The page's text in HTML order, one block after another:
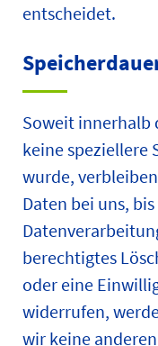
entscheidet.
Soweit innerhalb
keine speziellere
wurde,
Daten bei uns,
berechtigtes
oder eine
widerrufen,
wir keine